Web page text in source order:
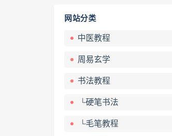
网站分类
中医教程
周易玄学
书法教程
└硬笔书法
└毛笔教程